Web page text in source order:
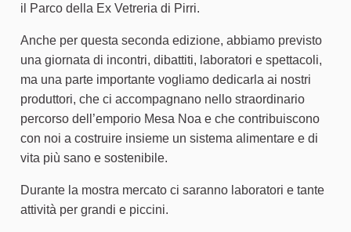
il Parco della Ex Vetreria di Pirri.
Anche per questa seconda edizione, abbiamo previsto
una giornata di incontri, dibattiti, laboratori e spettacoli,
ma una parte importante vogliamo dedicarla ai nostri
produttori, che ci accompagnano nello straordinario
percorso dell’emporio Mesa Noa e che contribuiscono
con noi a costruire insieme un sistema alimentare e di
vita più sano e sostenibile.
Durante la mostra mercato ci saranno laboratori e tante
attività per grandi e piccini.